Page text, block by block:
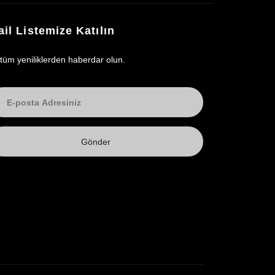
Listemize Katılın
yeniliklerden haberdar olun.